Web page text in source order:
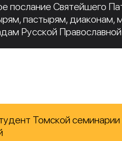
послание Святейшего
пастырям,
Русской
Томской семинарии